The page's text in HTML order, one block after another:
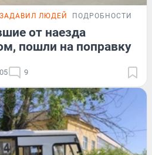
ЛЮДЕЙ ПОДРОБНОСТИ
от наезда
пошли на поправку
9